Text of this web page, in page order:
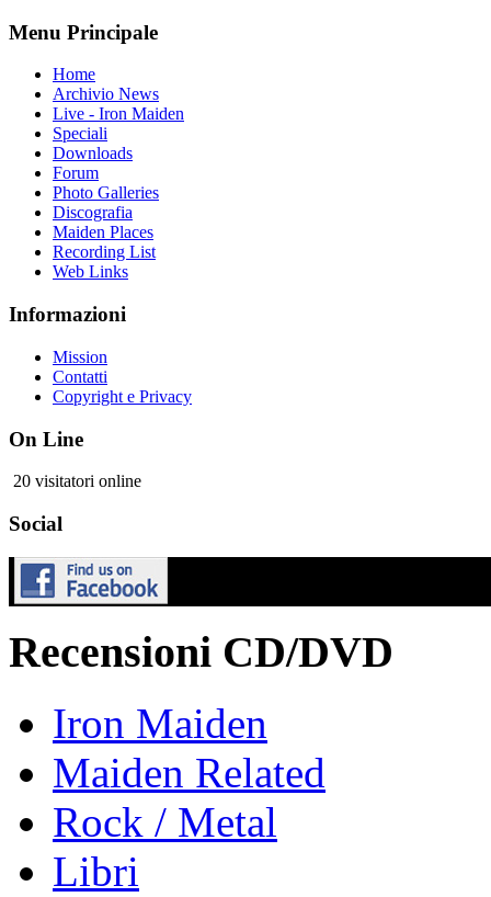
Menu Principale
Home
Archivio News
Live - Iron Maiden
Speciali
Downloads
Forum
Photo Galleries
Discografia
Maiden Places
Recording List
Web Links
Informazioni
Mission
Contatti
Copyright e Privacy
On Line
20 visitatori online
Social
Recensioni CD/DVD
Iron Maiden
Maiden Related
Rock / Metal
Libri